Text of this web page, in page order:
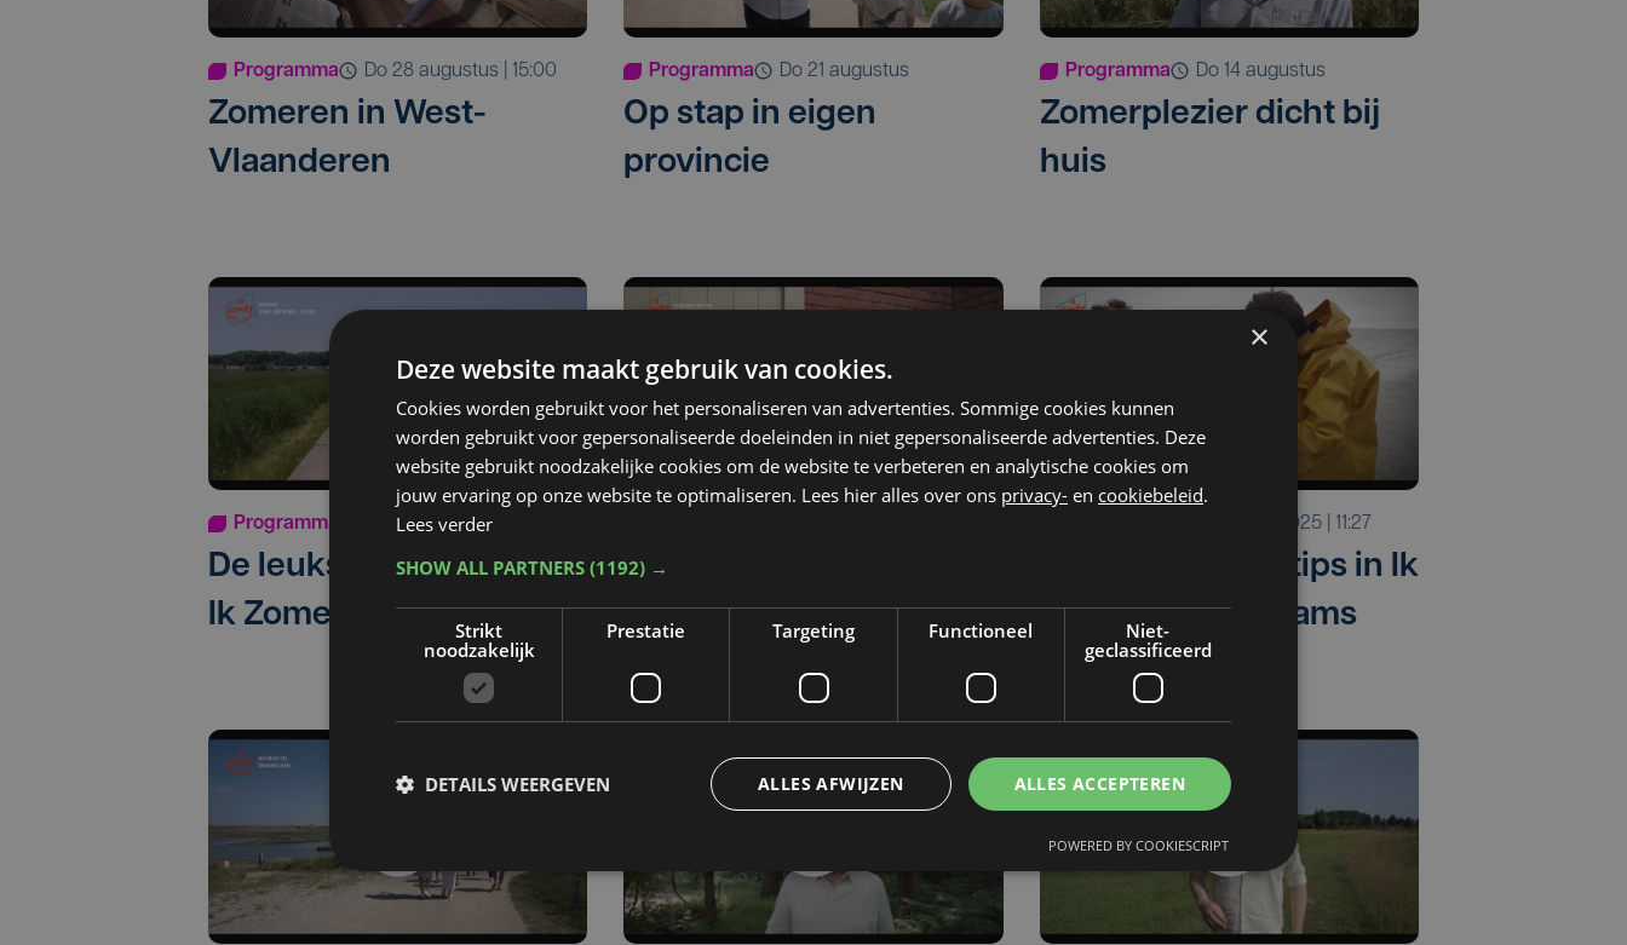
Programma do 28 augustus | 15:00
Zomeren in West-
Vlaanderen
Programma do 21 augustus
Op stap in eigen
provincie
Programma do 14 augustus
Zomerplezier dicht bij
huis
Programma do 7 augustus 2025
De leukste uitstapjes in
Ik Zomer West-Vlaams
Er op uit in eigen streek
do 24 juli 2025 | 11:27
Verfrissende uittips in Ik
Zomer West-Vlaams
×
Deze website maakt gebruik van cookies.
Cookies worden gebruikt voor het personaliseren van advertenties. Sommige cookies kunnen
worden gebruikt voor gepersonaliseerde doeleinden in niet gepersonaliseerde advertenties. Deze
website gebruikt noodzakelijke cookies om de website te verbeteren en analytische cookies om
jouw ervaring op onze website te optimaliseren. Lees hier alles over ons privacy- en cookiebeleid.
Lees verder
SHOW ALL PARTNERS (1192) →
Strikt
noodzakelijk
Prestatie Targeting Functioneel
Niet-
geclassificeerd
ALLES ACCEPTEREN
ALLES AFWIJZEN
DETAILS WEERGEVEN
POWERED BY COOKIESCRIPT